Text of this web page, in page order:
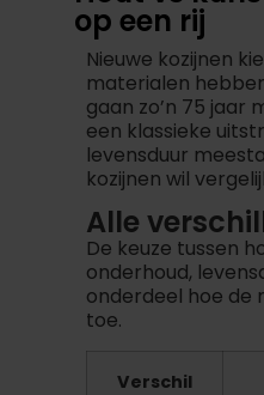
op een rij
Nieuwe kozijnen
materialen
gaan zo’n 75 jaar
een klassieke
levensduur
kozijnen wil
Alle
De keuze tussen
onderhoud,
onderdeel hoe de
toe.
Verschil